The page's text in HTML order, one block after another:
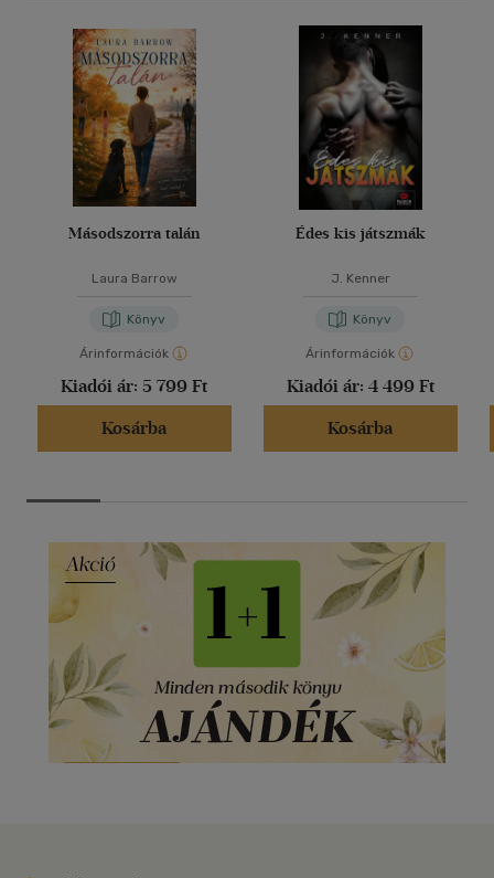
Másodszorra talán
Laura Barrow
Könyv
Árinformációk
Kiadói ár: 5 799 Ft
Kosárba
Édes kis játszmák
J. Kenner
Könyv
Árinformációk
Kiadói ár: 4 499 Ft
Kosárba